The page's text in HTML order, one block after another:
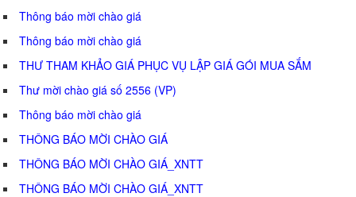
Thông báo mời chào giá
Thông báo mời chào giá
THƯ THAM KHẢO GIÁ PHỤC VỤ LẬP GIÁ GÓI MUA SẮM
Thư mời chào giá số 2556 (VP)
Thông báo mời chào giá
THÔNG BÁO MỜI CHÀO GIÁ
THÔNG BÁO MỜI CHÀO GIÁ_XNTT
THÔNG BÁO MỜI CHÀO GIÁ_XNTT